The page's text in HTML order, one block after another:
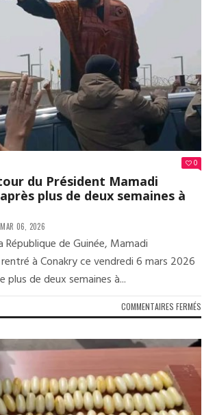
DES
FAIT
DES
0
du Président Mamadi
plus de deux semaines à
MAR 06, 2026
République de Guinée, Mamadi
à Conakry ce vendredi 6 mars 2026
plus de deux semaines à...
COMMENTAIRES FERMÉS